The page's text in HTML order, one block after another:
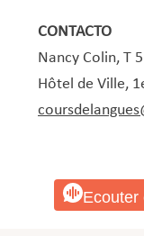
CONTACTO
Nancy Colin, T
Hôtel de Ville,
Ecouter